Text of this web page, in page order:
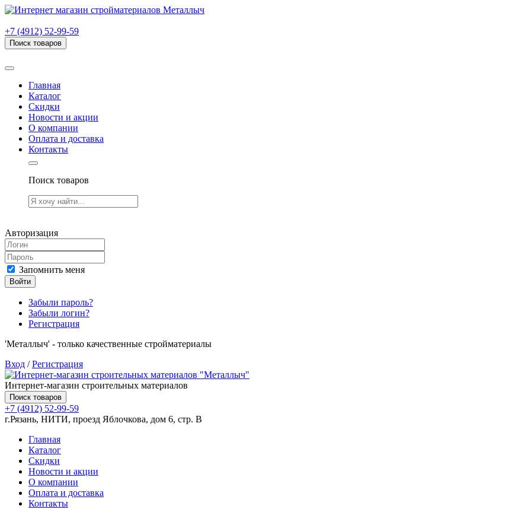
+7 (4912) 52-99-59
Поиск товаров
Главная
Каталог
Скидки
Новости и акции
О компании
Оплата и доставка
Контакты
Поиск товаров
Авторизация
Запомнить меня
Войти
Забыли пароль?
Забыли логин?
Регистрация
'Металлыч' - только качественные стройматериалы
Вход /Регистрация
Интернет-магазин строительных материалов
Поиск товаров
+7 (4912) 52-99-59
г.Рязань, НИТИ, проезд Яблочкова, дом 6, стр. В
Главная
Каталог
Скидки
Новости и акции
О компании
Оплата и доставка
Контакты